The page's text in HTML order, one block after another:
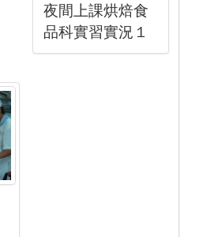
夜間上課烘焙食
品科實習實況１